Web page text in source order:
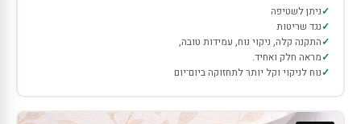
ניתן לשטיפה
נגד שריטות
התקנה קלה, ניקוי נוח, עמידות טובה,
מראה חלק ואחיד.
נוח לניקוי וקל יותר לתחזוקה ביום־יום